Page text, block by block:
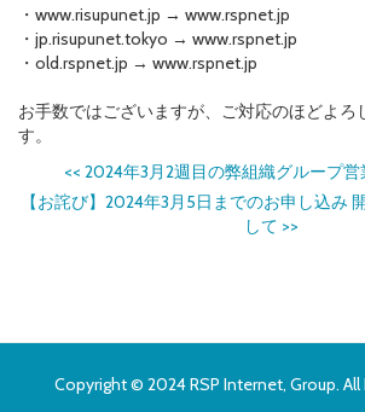
・www.risupunet.jp → www.rspnet.jp
・jp.risupunet.tokyo → www.rspnet.jp
・old.rspnet.jp → www.rspnet.jp
お手数ではございますが、ご対応のほどよろ
す。
<< 2024年3月2週目の弊組織グループ
【お詫び】2024年3月5日までのお申し込み
して >>
Copyright © 2024 RSP Internet, Group. All